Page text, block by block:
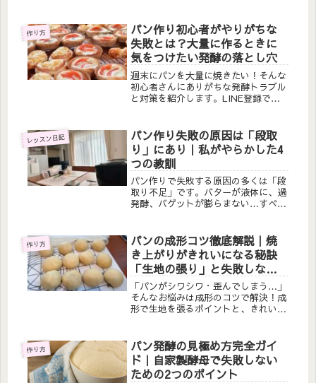
い!初心者にありがちなNG行動と解決
策」についてお話しします。＊‥…‥
＊...
作り方
パン作り初心者がやりがちな
失敗とは？大量に作るときに
気をつけたい発酵の落とし穴
週末にパンを大量に焼きたい！そんな
初心者さんにありがちな発酵トラブル
と対策を紹介します。LINE登録で
レッスン日記
パン作り失敗の原因は「段取
り」にあり｜私がやらかした4
つの教訓
パン作りで失敗する原因の多くは「段
取り不足」です。バターが液体に、過
発酵、バゲットが膨らまない…すべて
り術を具体的に解説します。
作り方
パンの成形コツ徹底解説｜焼
き上がりがきれいになる秘訣
「生地の張り」と失敗しない
成形ポイント
「パンがシワシワ・歪んでしまう…」
そんなお悩みは成形のコツで解決！成
形で生地を張るポイントと、きれいに
で“麹レシピ”や“神道具リス
ト”プレゼント！
作り方
パン発酵の見極め方完全ガイ
ド｜自家製酵母で失敗しない
ための2つのポイント